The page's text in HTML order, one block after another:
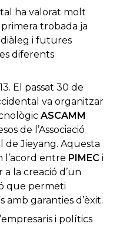
ha valorat molt
trobada ja
i futures
diferents
El passat 30 de
va organitzar
ASCAMM
de l’Associació
de Jieyang. Aquesta
l’acord entre PIMEC i
la creació d’un
que permeti
garanties d’èxit.
i polítics